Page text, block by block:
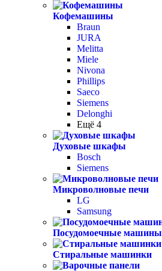
Кофемашины
Braun
JURA
Melitta
Miele
Nivona
Phillips
Saeco
Siemens
Delonghi
Ещё 4
Духовые шкафы
Bosch
Siemens
Микроволновые печи
LG
Samsung
Посудомоечные машины
Стиральные машинки